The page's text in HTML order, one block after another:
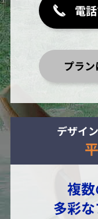
電
プラ
デザイ
複
多彩